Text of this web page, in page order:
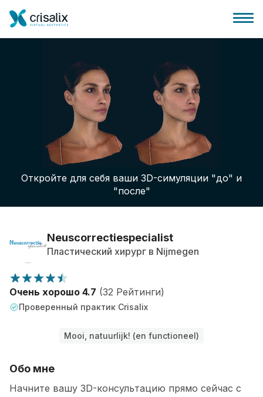
Главная хирурга
Бизнес Платформа
Планы
Откройте для себя ваши 3D-симуляции "до" и
"после"
Neuscorrectiespecialist
Пластический хирург в Nijmegen
Очень хорошо 4.7 (32 Рейтинги)
Проверенный практик Crisalix
Mooi, natuurlijk! (en functioneel)
Обо мне
Начните вашу 3D-консультацию прямо сейчас с